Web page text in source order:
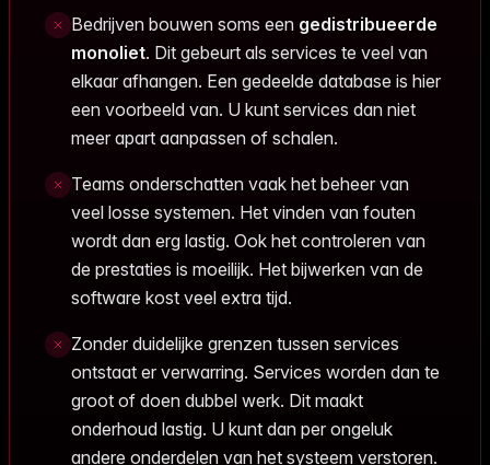
Bedrijven bouwen soms een gedistribueerde
monoliet. Dit gebeurt als services te veel van
elkaar afhangen. Een gedeelde database is hier
een voorbeeld van. U kunt services dan niet
meer apart aanpassen of schalen.
Teams onderschatten vaak het beheer van
veel losse systemen. Het vinden van fouten
wordt dan erg lastig. Ook het controleren van
de prestaties is moeilijk. Het bijwerken van de
software kost veel extra tijd.
Zonder duidelijke grenzen tussen services
ontstaat er verwarring. Services worden dan te
groot of doen dubbel werk. Dit maakt
onderhoud lastig. U kunt dan per ongeluk
andere onderdelen van het systeem verstoren.